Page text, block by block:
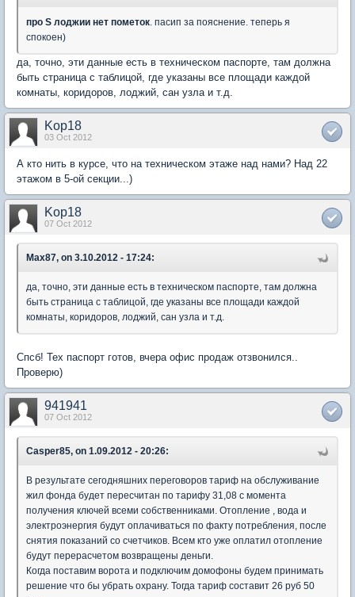
про S лоджии нет пометок. пасип за пояснение. теперь я
спокоен)
да, точно, эти данные есть в техническом паспорте, там должна
быть страница с таблицой, где указаны все площади каждой
комнаты, коридоров, лоджий, сан узла и т.д.
Kop18
03 Oct 2012
А кто нить в курсе, что на техническом этаже над нами? Над 22
этажом в 5-ой секции...)
Kop18
07 Oct 2012
Max87, on 3.10.2012 - 17:24:
да, точно, эти данные есть в техническом паспорте, там должна
быть страница с таблицой, где указаны все площади каждой
комнаты, коридоров, лоджий, сан узла и т.д.
Спсб! Тех паспорт готов, вчера офис продаж отзвонился..
Проверю)
941941
07 Oct 2012
Casper85, on 1.09.2012 - 20:26:
В результате сегодняшних переговоров тариф на обслуживание
жил фонда будет пересчитан по тарифу 31,08 с момента
получения ключей всеми собственниками. Отопление , вода и
электроэнергия будут оплачиваться по факту потребления, после
снятия показаний со счетчиков. Всем кто уже оплатил отопление
будут перерасчетом возвращены деньги.
Когда поставим ворота и подключим домофоны будем принимать
решение что бы убрать охрану. Тогда тариф составит 26 руб 50